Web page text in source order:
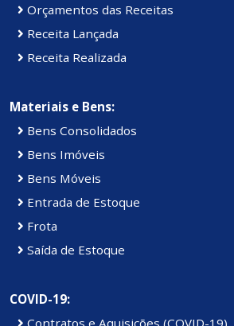
Orçamentos das Receitas
Receita Lançada
Receita Realizada
Materiais e Bens:
Bens Consolidados
Bens Imóveis
Bens Móveis
Entrada de Estoque
Frota
Saída de Estoque
COVID-19:
Contratos e Aquisições (COVID-19)